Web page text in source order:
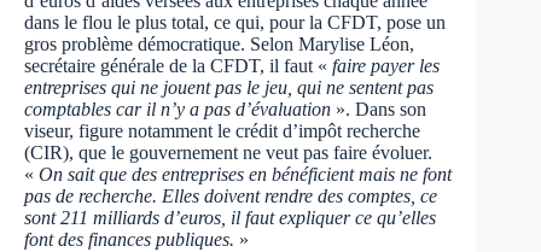
dans le flou le plus total, ce qui, pour la CFDT, pose un
gros problème démocratique. Selon Marylise Léon,
secrétaire générale de la CFDT, il faut « faire payer les
entreprises qui ne jouent pas le jeu, qui ne sentent pas
comptables car il n’y a pas d’évaluation ». Dans son
viseur, figure notamment le crédit d’impôt recherche
(CIR), que le gouvernement ne veut pas faire évoluer.
« On sait que des entreprises en bénéficient mais ne font
pas de recherche. Elles doivent rendre des comptes, ce
sont 211 milliards d’euros, il faut expliquer ce qu’elles
font des finances publiques. »